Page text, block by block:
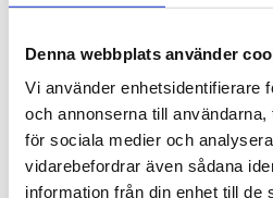
Denna webbplats använder
Vi använder enhetsidentifierare
och annonserna till
för sociala medier och
vidarebefordrar även sådana
information från din enhet till de
Antennkabel SMA/m-
SMA/f, 1m
antennkabel